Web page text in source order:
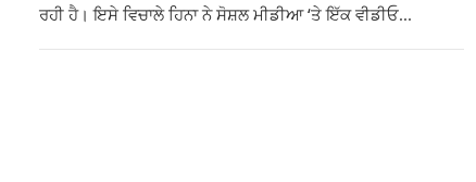
ਰਹੀ ਹੈ। ਇਸੇ ਵਿਚਾਲੇ ਹਿਨਾ ਨੇ ਸੋਸ਼ਲ ਮੀਡੀਆ ‘ਤੇ ਇੱਕ ਵੀਡੀਓ...